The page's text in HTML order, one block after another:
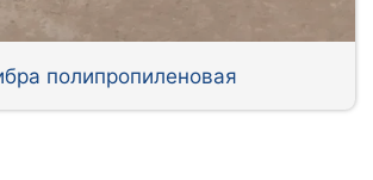
полипропиленовая